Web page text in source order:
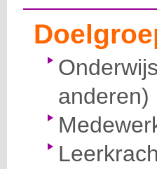
anderen)